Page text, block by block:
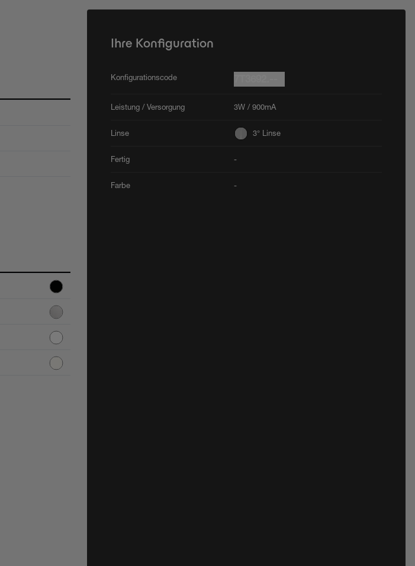
Ihre Konfiguration
Konfigurationscode
Leistung / Versorgung 3W / 900mA
Linse 3° Linse
Fertig -
Farbe -